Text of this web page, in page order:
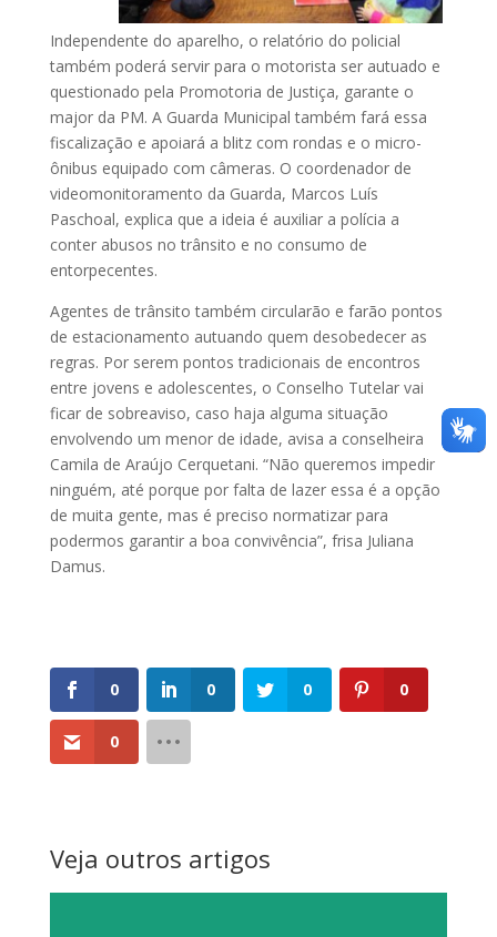
Independente do aparelho, o relatório do policial
também poderá servir para o motorista ser autuado e
questionado pela Promotoria de Justiça, garante o
major da PM. A Guarda Municipal também fará essa
fiscalização e apoiará a blitz com rondas e o micro-
ônibus equipado com câmeras. O coordenador de
videomonitoramento da Guarda, Marcos Luís
Paschoal, explica que a ideia é auxiliar a polícia a
conter abusos no trânsito e no consumo de
entorpecentes.
Agentes de trânsito também circularão e farão pontos
de estacionamento autuando quem desobedecer as
regras. Por serem pontos tradicionais de encontros
entre jovens e adolescentes, o Conselho Tutelar vai
ficar de sobreaviso, caso haja alguma situação
envolvendo um menor de idade, avisa a conselheira
Camila de Araújo Cerquetani. “Não queremos impedir
ninguém, até porque por falta de lazer essa é a opção
de muita gente, mas é preciso normatizar para
podermos garantir a boa convivência”, frisa Juliana
Damus.
0 0 0 0
0
Veja outros artigos